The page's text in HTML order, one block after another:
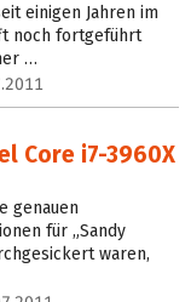
einigen Jahren im
noch fortgeführt
…
Core i7-3960X
genauen
für „Sandy
waren,